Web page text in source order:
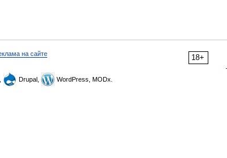
18+
на сайте
Drupal, WordPress, MODx.